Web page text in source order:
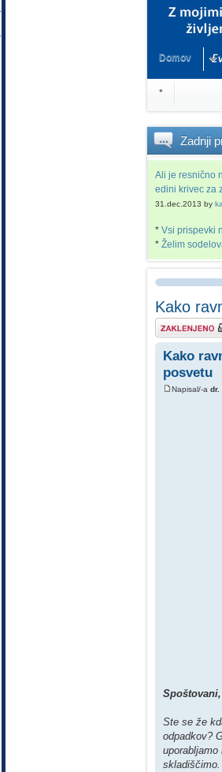
Domov
*
Zadnji
Ali je resnično
edini krivec za
31.dec.2013 by
* Vsi prispevki
* Želim
Kako
Tema je
Kako
posvetu
Napisal/-a dr.
Spoštovani,
Ste se že
odpadkov?